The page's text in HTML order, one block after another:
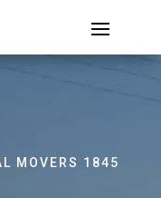
MOVERS 1845